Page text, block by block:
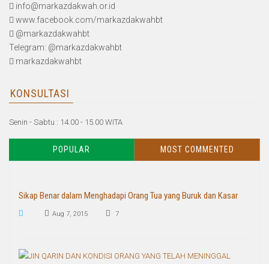
info@markazdakwah.or.id
www.facebook.com/markazdakwahbt
@markazdakwahbt
Telegram: @markazdakwahbt
markazdakwahbt
KONSULTASI
Senin - Sabtu : 14.00 - 15.00 WITA
POPULAR MOST COMMENTED
Sikap Benar dalam Menghadapi Orang Tua yang Buruk dan Kasar
Aug 7, 2015 7